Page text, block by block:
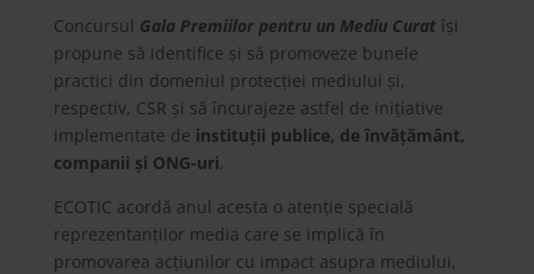
Concursul Gala Premiilor pentru un Mediu Curatîși
propune să identifice și să promoveze bunele
practici din domeniul protecției mediului și,
respectiv, CSR și să încurajeze astfel de inițiative
implementate de instituții publice, de învățământ,
companii și ONG-uri.
ECOTIC acordă anul acesta o atenție specială
reprezentanților media care se implică în
promovarea acțiunilor cu impact asupra mediului,